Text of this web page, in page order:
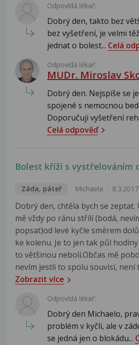
Odpovídá lékař:
Dobrý den, takto bez
bez vyšetření, je velmi
jednat o bolest... Celá
Odpovídá lékař:
MUDr. Miroslav
Dobrý den. Nejspíše se
spojené s nemocnou
Doporučuji vyšetření
Celá odpověď
Bolest kříží s vystřelováním
Záda, páteř Michaela 8.3.2017
Dobrý den, chtěla bych se zeptat.
mě vždy po ránu střílí (bodá,
popsat)od levé kyčle směrem
ke kolenu. Je to jen tak půl
to většinou nebolí.Občas mě
nevím jestli to spolu souvisí, není
Zobrazit více
Odpovídá lékař:
Dobrý den Michaelo,
problém v kyčli, ale v
se jedná jen o blokádu...